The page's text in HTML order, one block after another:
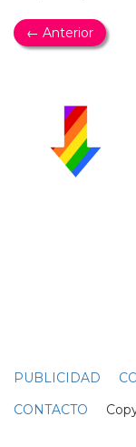
← Anterior
PUBLICIDAD
CONTACTO